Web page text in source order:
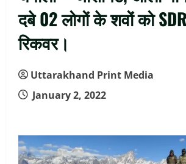
दबे 02 लोगों के शवों को
रिकवर।
Uttarakhand Print Media
January 2, 2022